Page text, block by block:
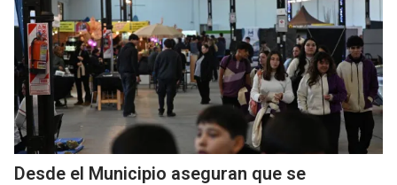
Desde el Municipio aseguran que se